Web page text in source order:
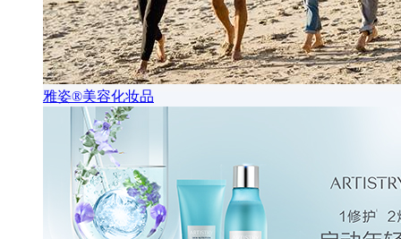
雅姿®美容化妆品